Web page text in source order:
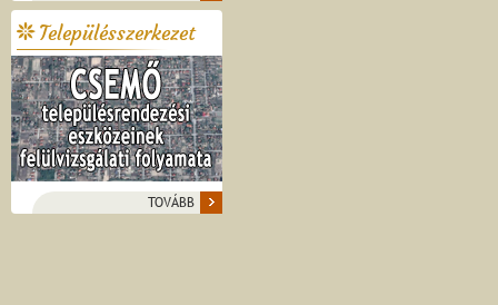
Településszerkezet
TOVÁBB